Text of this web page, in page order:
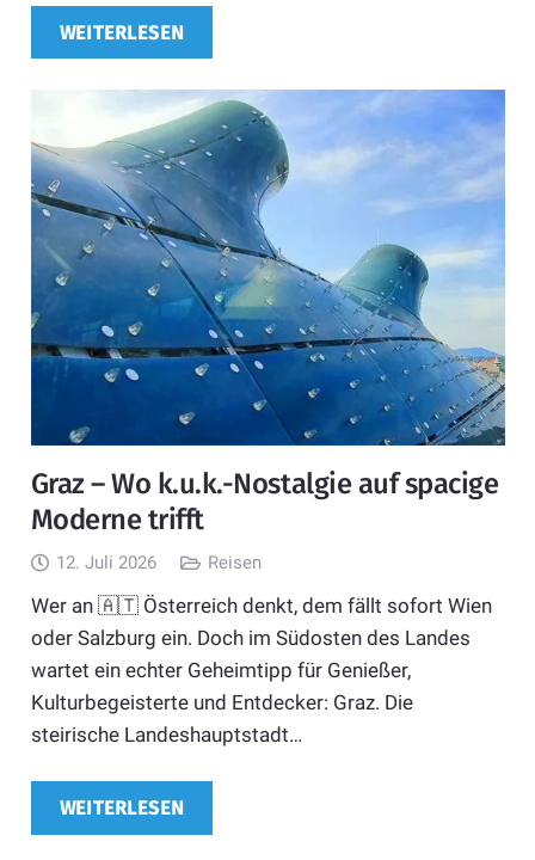
WEITERLESEN
Graz – Wo k.u.k.-Nostalgie auf spacige
Moderne trifft
12. Juli 2026 Reisen
Wer an 🇦🇹 Österreich denkt, dem fällt sofort Wien
oder Salzburg ein. Doch im Südosten des Landes
wartet ein echter Geheimtipp für Genießer,
Kulturbegeisterte und Entdecker: Graz. Die
steirische Landeshauptstadt…
WEITERLESEN